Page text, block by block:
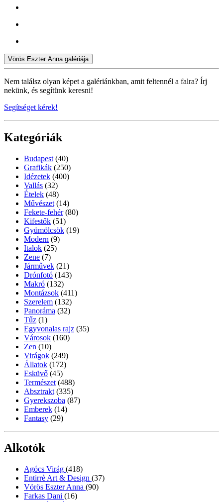
Vörös Eszter Anna galériája
Nem találsz olyan képet a galériánkban, amit feltennél a falra? Írj
nekünk, és segítünk keresni!
Segítséget kérek!
Kategóriák
Budapest (40)
Grafikák (250)
Idézetek (400)
Vallás (32)
Ételek (48)
Művészet (14)
Fekete-fehér (80)
Kifestők (51)
Gyümölcsök (19)
Modern (9)
Italok (25)
Zene (7)
Járművek (21)
Drónfotó (143)
Makró (132)
Montázsok (411)
Szerelem (132)
Panoráma (32)
Tűz (1)
Egyvonalas rajz (35)
Városok (160)
Zen (10)
Virágok (249)
Állatok (172)
Esküvő (45)
Természet (488)
Absztrakt (335)
Gyerekszoba (87)
Emberek (14)
Fantasy (29)
Alkotók
Agócs Virág (418)
Entirrè Art & Design (37)
Vörös Eszter Anna (90)
Farkas Dani (16)